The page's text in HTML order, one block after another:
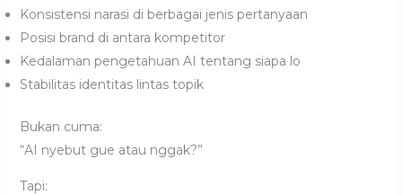
Konsistensi narasi di berbagai jenis pertanyaan
Posisi brand di antara kompetitor
Kedalaman pengetahuan AI tentang siapa lo
Stabilitas identitas lintas topik
Bukan cuma:
“AI nyebut gue atau nggak?”
Tapi: